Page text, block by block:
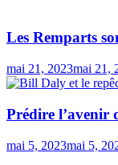
Les Remparts
mai 21, 2023mai 21,
Prédire l’avenir
mai 5, 2023mai 5,